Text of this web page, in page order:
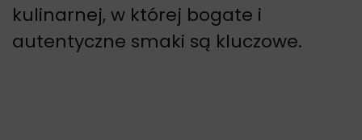
kulinarnej, w której bogate i
autentyczne smaki są kluczowe.